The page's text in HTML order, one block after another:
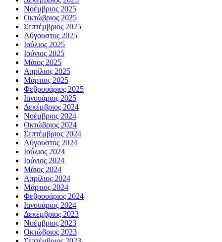
Νοέμβριος 2025
Οκτώβριος 2025
Σεπτέμβριος 2025
Αύγουστος 2025
Ιούλιος 2025
Ιούνιος 2025
Μάιος 2025
Απρίλιος 2025
Μάρτιος 2025
Φεβρουάριος 2025
Ιανουάριος 2025
Δεκέμβριος 2024
Νοέμβριος 2024
Οκτώβριος 2024
Σεπτέμβριος 2024
Αύγουστος 2024
Ιούλιος 2024
Ιούνιος 2024
Μάιος 2024
Απρίλιος 2024
Μάρτιος 2024
Φεβρουάριος 2024
Ιανουάριος 2024
Δεκέμβριος 2023
Νοέμβριος 2023
Οκτώβριος 2023